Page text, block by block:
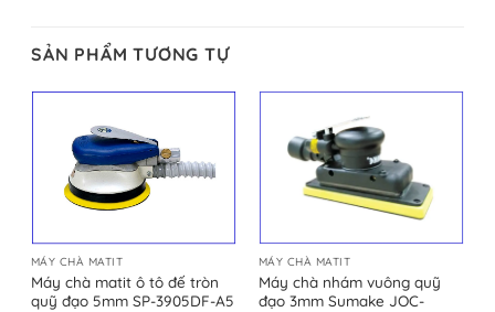
SẢN PHẨM TƯƠNG TỰ
MÁY CHÀ MATIT
Máy chà matit ô tô đế tròn
quỹ đạo 5mm SP-3905DF-A5
MÁY CHÀ MATIT
Máy chà nhám vuông quỹ
đạo 3mm Sumake JOC-